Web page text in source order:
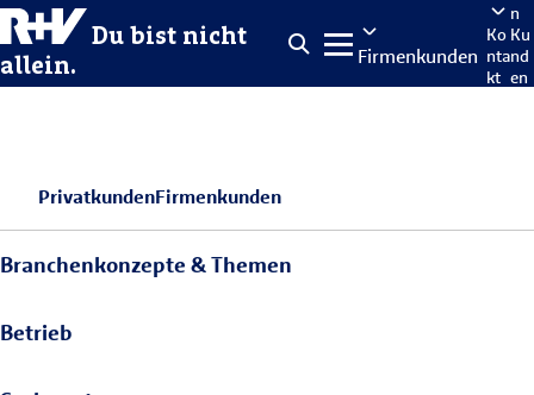
Du bist nicht
allein.
Firmenkunden
Ko
nta
kt
n
Ku
nd
en
PrivatkundenFirmenkunden
Branchenkonzepte & Themen
Betrieb